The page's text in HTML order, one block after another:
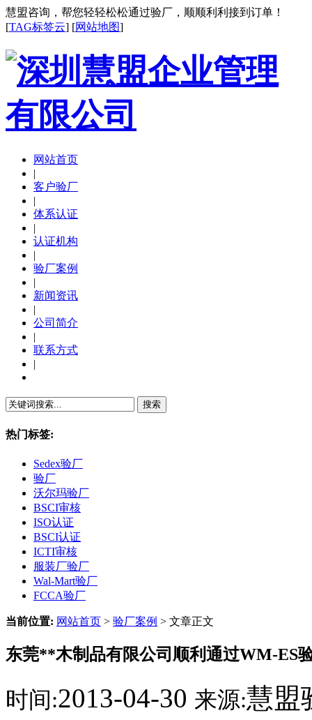
慧盟咨询，帮您轻轻松松通过验厂，顺顺利利接到订单！
[TAG标签云] [网站地图]
网站首页
|
客户验厂
|
体系认证
|
认证机构
|
验厂案例
|
新闻资讯
|
公司简介
|
联系方式
|
热门标签:
Sedex验厂
验厂
沃尔玛验厂
BSCI审核
ISO认证
BSCI认证
ICTI审核
服装厂验厂
Wal-Mart验厂
FCCA验厂
当前位置: 网站首页 > 验厂案例 > 文章正文
东莞**木制品有限公司顺利通过WM-ES
时间:2013-04-30 来源:慧盟